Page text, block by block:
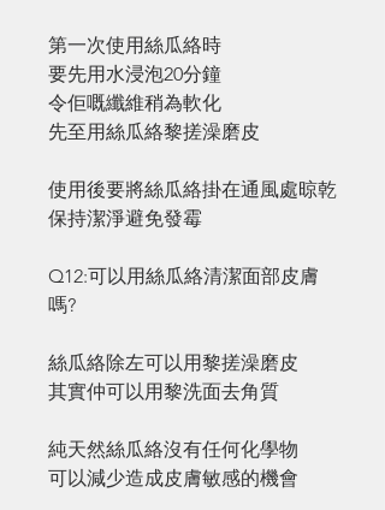
第一次使用絲瓜絡時
要先用水浸泡20分鐘
令佢嘅纖維稍為軟化
先至用絲瓜絡黎搓澡磨皮
使用後要將絲瓜絡掛在通風處晾乾
保持潔淨避免發霉
Q12:可以用絲瓜絡清潔面部皮膚
嗎?
絲瓜絡除左可以用黎搓澡磨皮
其實仲可以用黎洗面去角質
純天然絲瓜絡沒有任何化學物
可以減少造成皮膚敏感的機會